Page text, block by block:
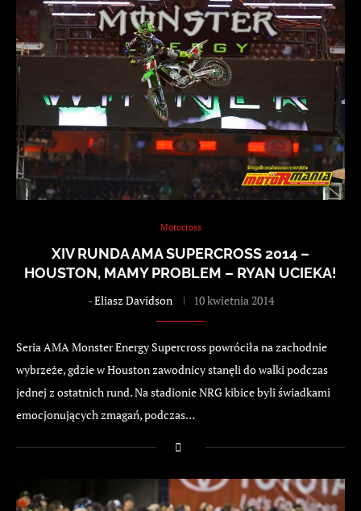
Motocross
XIV RUNDA AMA SUPERCROSS 2014 –
HOUSTON, MAMY PROBLEM – RYAN UCIEKA!
-Eliasz Davidson 10 kwietnia 2014
Seria AMA Monster Energy Supercross powróciła na zachodnie
wybrzeże, gdzie w Houston zawodnicy stanęli do walki podczas
jednej z ostatnich rund. Na stadionie NRG kibice byli świadkami
emocjonujących zmagań, podczas…